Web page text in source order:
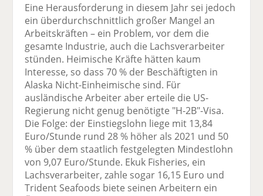
Eine Herausforderung in diesem Jahr sei jedoch
ein überdurchschnittlich großer Mangel an
Arbeitskräften – ein Problem, vor dem die
gesamte Industrie, auch die Lachsverarbeiter
stünden. Heimische Kräfte hätten kaum
Interesse, so dass 70 % der Beschäftigten in
Alaska Nicht-Einheimische sind. Für
ausländische Arbeiter aber erteile die US-
Regierung nicht genug benötigte "H-2B"-Visa.
Die Folge: der Einstiegslohn liege mit 13,84
Euro/Stunde rund 28 % höher als 2021 und 50
% über dem staatlich festgelegten Mindestlohn
von 9,07 Euro/Stunde. Ekuk Fisheries, ein
Lachsverarbeiter, zahle sogar 16,15 Euro und
Trident Seafoods biete seinen Arbeitern ein